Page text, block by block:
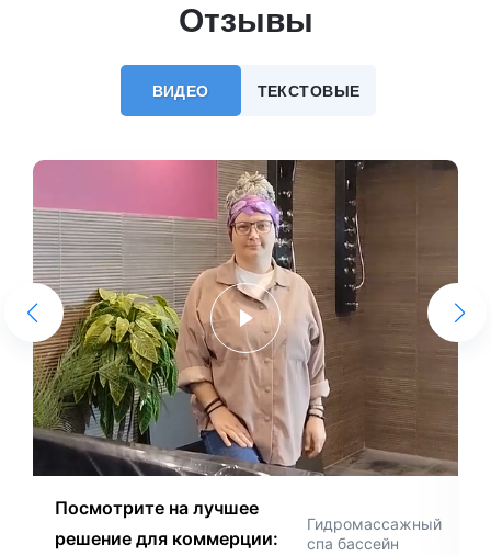
Отзывы
ВИДЕО ТЕКСТОВЫЕ
Посмотрите на лучшее
решение для коммерции:
Гидромассажный
спа бассейн